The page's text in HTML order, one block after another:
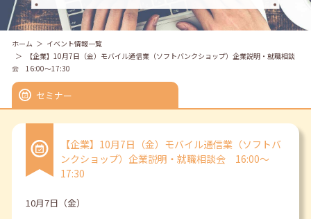
ホーム
イベント情報一覧
【企業】10月7日（金）モバイル通信業（ソフトバンクショップ）企業説明・就職相談
会 16:00～17:30
セミナー
【企業】10月7日（金）モバイル通信業（ソフトバ
ンクショップ）企業説明・就職相談会 16:00～
17:30
10月7日（金）